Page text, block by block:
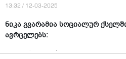
13:32 / 12-03-2025
ნიკა გვარამია სოციალურ
ავრცელებს:
"იმაზე სამარცხვინო, რაც